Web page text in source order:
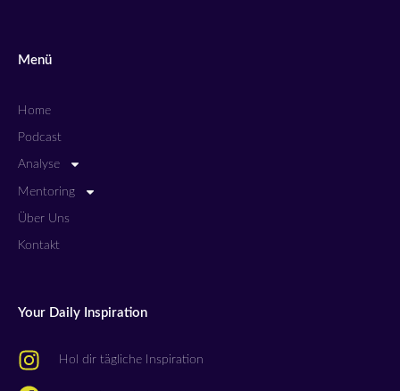
Menü
Home
Podcast
Analyse
Mentoring
Über Uns
Kontakt
Your Daily Inspiration
Hol dir tägliche Inspiration